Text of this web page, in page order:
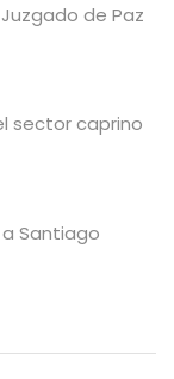
de Paz
sector caprino
Santiago